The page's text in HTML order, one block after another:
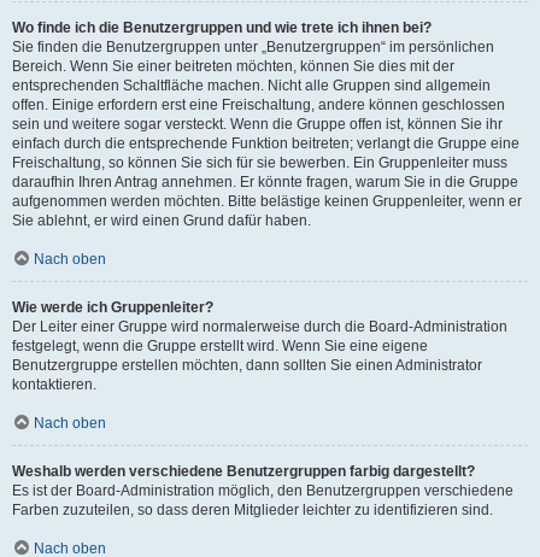
Wo finde ich die Benutzergruppen und wie trete ich ihnen bei?
Sie finden die Benutzergruppen unter „Benutzergruppen“ im persönlichen
Bereich. Wenn Sie einer beitreten möchten, können Sie dies mit der
entsprechenden Schaltfläche machen. Nicht alle Gruppen sind allgemein
offen. Einige erfordern erst eine Freischaltung, andere können geschlossen
sein und weitere sogar versteckt. Wenn die Gruppe offen ist, können Sie ihr
einfach durch die entsprechende Funktion beitreten; verlangt die Gruppe eine
Freischaltung, so können Sie sich für sie bewerben. Ein Gruppenleiter muss
daraufhin Ihren Antrag annehmen. Er könnte fragen, warum Sie in die Gruppe
aufgenommen werden möchten. Bitte belästige keinen Gruppenleiter, wenn er
Sie ablehnt, er wird einen Grund dafür haben.
Nach oben
Wie werde ich Gruppenleiter?
Der Leiter einer Gruppe wird normalerweise durch die Board-Administration
festgelegt, wenn die Gruppe erstellt wird. Wenn Sie eine eigene
Benutzergruppe erstellen möchten, dann sollten Sie einen Administrator
kontaktieren.
Nach oben
Weshalb werden verschiedene Benutzergruppen farbig dargestellt?
Es ist der Board-Administration möglich, den Benutzergruppen verschiedene
Farben zuzuteilen, so dass deren Mitglieder leichter zu identifizieren sind.
Nach oben